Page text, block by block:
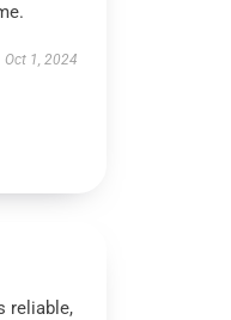
Oct 1, 2024
reliable,